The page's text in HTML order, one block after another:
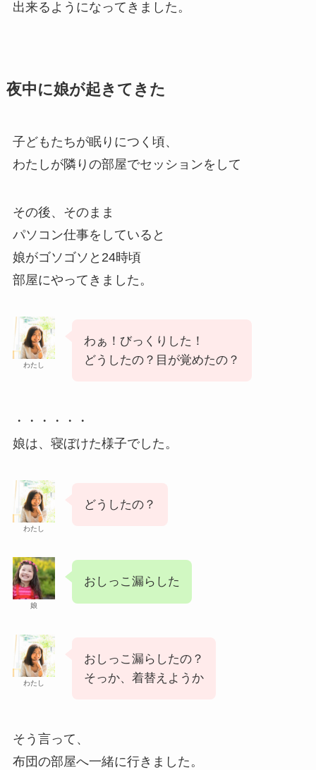
出来るようになってきました。
夜中に娘が起きてきた
子どもたちが眠りにつく頃、
わたしが隣りの部屋でセッションをして
その後、そのまま
パソコン仕事をしていると
娘がゴソゴソと24時頃
部屋にやってきました。
わたし
わぁ！びっくりした！
どうしたの？目が覚めたの？
・・・・・・
娘は、寝ぼけた様子でした。
わたし
どうしたの？
娘
おしっこ漏らした
わたし
おしっこ漏らしたの？
そっか、着替えようか
そう言って、
布団の部屋へ一緒に行きました。